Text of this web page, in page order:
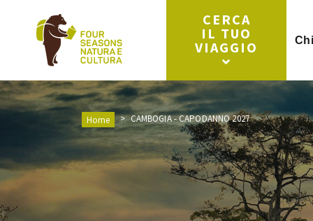
CERCA
IL TUO
VIAGGIO
Home CAMBOGIA - CAPODANNO 2027